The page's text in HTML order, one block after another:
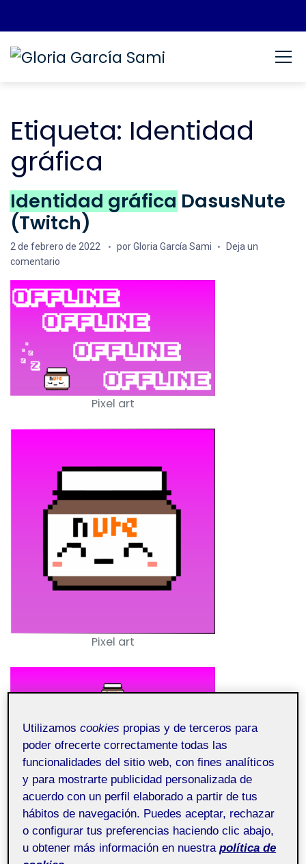
Gloria García Sami
Espacio Personal
Etiqueta: Identidad
gráfica
Identidad gráfica DasusNute
(Twitch)
Fecha de publicación
2 de febrero de 2022 porGloria García Sami
Deja un
comentario
Pixel art
Pixel art
Pixel art
Utilizamoscookies propias y de terceros para
poder ofrecerte correctamente todas las
funcionalidades del sitio web, con fines analíticos
y para mostrarte publicidad personalizada de
acuerdo con un perfil elaborado a partir de tus
hábitos de navegación. Puedes aceptar, rechazar
o configurar tus preferencias haciendo clic abajo,
u obtener más información en nuestra política de